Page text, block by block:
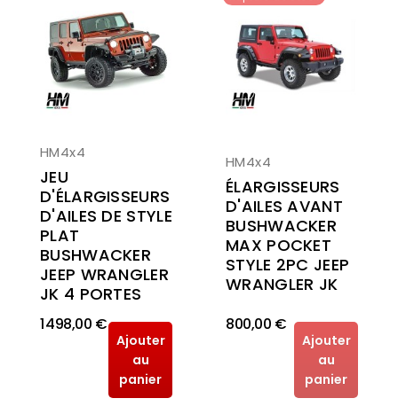
HM4x4
JEU
D'ÉLARGISSEURS
D'AILES DE STYLE
PLAT
BUSHWACKER
JEEP WRANGLER
JK 4 PORTES
1 498,00 €
Ajouter
au
panier
HM4x4
ÉLARGISSEURS
D'AILES AVANT
BUSHWACKER
MAX POCKET
STYLE 2PC JEEP
WRANGLER JK
800,00 €
Ajouter
au
panier